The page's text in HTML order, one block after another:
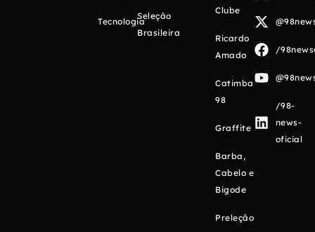
Tecnologia
Seleção
Brasileira
Clube
Ricardo
Amado
Catimba
98
Graffite
Barba,
Cabelo e
Bigode
Preleção
/
/98-
news-
oficial